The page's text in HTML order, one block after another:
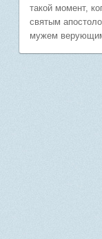
такой момент,
святым
мужем